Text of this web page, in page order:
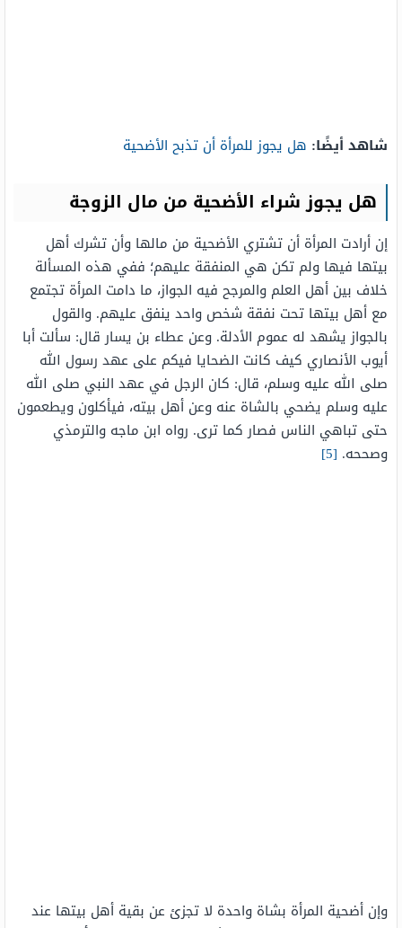
شاهد أيضًا: هل يجوز للمرأة أن تذبح الأضحية
هل يجوز شراء الأضحية من مال الزوجة
إن أرادت المرأة أن تشتري الأضحية من مالها وأن تشرك أهل
بيتها فيها ولم تكن هي المنفقة عليهم؛ ففي هذه المسألة
خلاف بين أهل العلم والمرجح فيه الجواز، ما دامت المرأة تجتمع
مع أهل بيتها تحت نفقة شخص واحد ينفق عليهم. والقول
بالجواز يشهد له عموم الأدلة. وعن عطاء بن يسار قال: سألت أبا
أيوب الأنصاري كيف كانت الضحايا فيكم على عهد رسول الله
صلى الله عليه وسلم، قال: كان الرجل في عهد النبي صلى الله
عليه وسلم يضحي بالشاة عنه وعن أهل بيته، فيأكلون ويطعمون
حتى تباهي الناس فصار كما ترى. رواه ابن ماجه والترمذي
وصححه. [5]
وإن أضحية المرأة بشاة واحدة لا تجزئ عن بقية أهل بيتها عند